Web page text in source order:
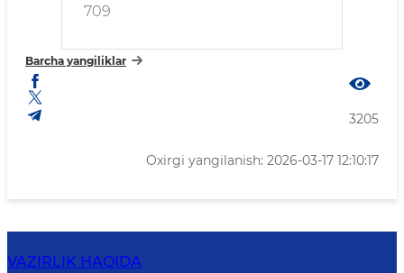
709
Barcha yangiliklar
3205
Oxirgi yangilanish: 2026-03-17 12:10:17
VAZIRLIK HAQIDA